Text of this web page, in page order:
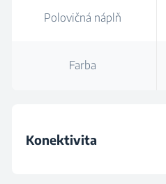
Polovičná náplň
Farba
Konektivita